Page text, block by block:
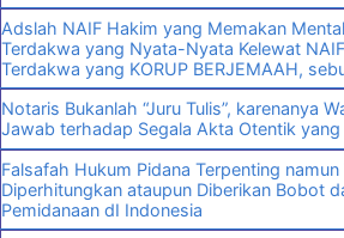
Adslah NAIF Hakim yang Memakan
Terdakwa yang Nyata-Nyata Kelewat
Terdakwa yang KORUP BERJEMAAH,
Notaris Bukanlah “Juru Tulis”, karenanya
Jawab terhadap Segala Akta Otentik
Falsafah Hukum Pidana Terpenting
Diperhitungkan ataupun Diberikan Bobot
Pemidanaan dI Indonesia